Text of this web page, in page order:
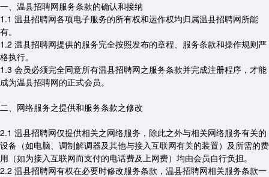
一、温县招聘网服务条款的确认和接纳
1.1 温县招聘网各项电子服务的所有权和运作权均归属温县招聘网所能
有。
1.2 温县招聘网提供的服务完全按照发布的章程、服务条款和操作规则严
格执行。
1.3 会员必须完全同意所有温县招聘网之服务条款并完成注册程序，才能
成为温县招聘网的正式会员。
二、网络服务之提供和服务条款之修改
2.1 温县招聘网仅提供相关之网络服务，除此之外与相关网络服务有关的
设备（如电脑、调制解调器及其他与接入互联网有关的装置）及所需的费
用（如为接入互联网而支付的电话费及上网费）均由会员自行负担。
2.2 温县招聘网有权在必要时修改服务条款，温县招聘网相关服务条款一